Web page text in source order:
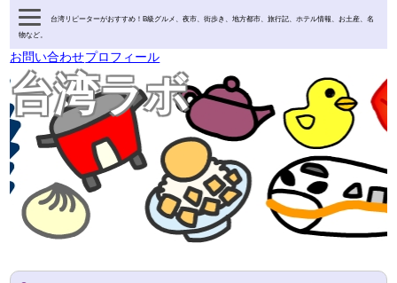
台湾リピーターがおすすめ！B級グルメ、夜市、街歩き、地方都市、旅行記、ホテル情報、お土産、名
物など。
お問い合わせプロフィール
台湾ラボ